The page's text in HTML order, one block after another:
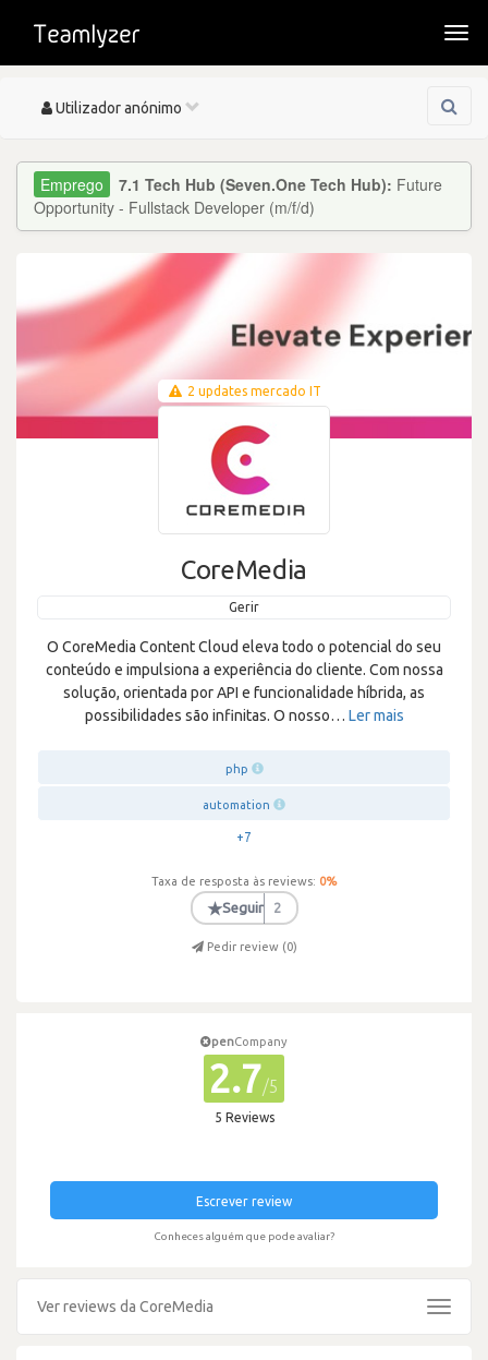
Toggle
Utilizador anónimo
7.1 Tech Hub (Seven.One Tech Hub): Future
Opportunity - Fullstack Developer (m/f/d)
2 updates mercado IT
CoreMedia
Gerir
O CoreMedia Content Cloud eleva todo o potencial do seu
conteúdo e impulsiona a experiência do cliente. Com nossa
solução, orientada por API e funcionalidade híbrida, as
possibilidades são infinitas. O nosso… Ler mais
php
automation
+7
Taxa de resposta às reviews: 0%
★Seguir 2
Pedir review (0)
penCompany
2.7/5
5 Reviews
Escrever review
Conheces alguém que pode avaliar?
Ver reviews da CoreMedia
Toggle